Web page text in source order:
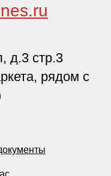
д.3 стр.3
рядом с